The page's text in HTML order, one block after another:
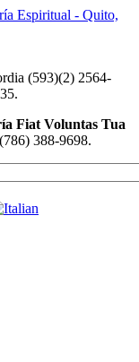
(593)(2) 2564-
388-9698.